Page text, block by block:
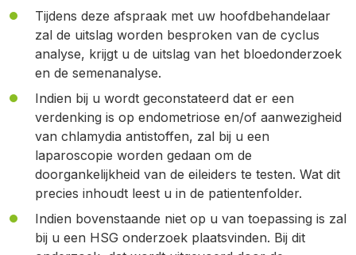
Tijdens deze afspraak met uw hoofdbehandelaar
zal de uitslag worden besproken van de cyclus
analyse, krijgt u de uitslag van het bloedonderzoek
en de semenanalyse.
Indien bij u wordt geconstateerd dat er een
verdenking is op endometriose en/of aanwezigheid
van chlamydia antistoffen, zal bij u een
laparoscopie worden gedaan om de
doorgankelijkheid van de eileiders te testen. Wat dit
precies inhoudt leest u in de patientenfolder.
Indien bovenstaande niet op u van toepassing is zal
bij u een HSG onderzoek plaatsvinden. Bij dit